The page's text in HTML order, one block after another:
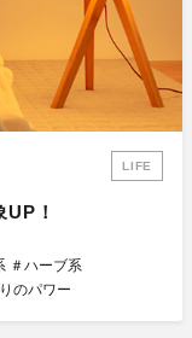
LIFE
！
＃ハーブ系
のパワー